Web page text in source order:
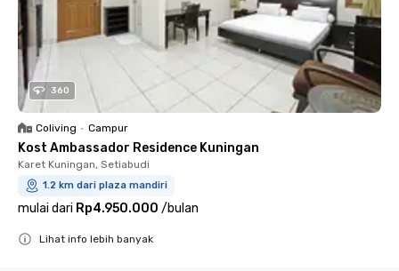
360
Coliving • Campur
Kost Ambassador Residence Kuningan
Karet Kuningan, Setiabudi
1.2 km dari plaza mandiri
mulai dari Rp4.950.000 /bulan
Lihat info lebih banyak